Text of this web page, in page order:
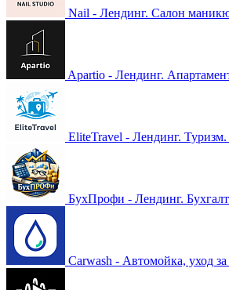
Nail - Лендинг. Салон
Apartio - Лендинг.
EliteTravel - Лендинг.
БухПрофи - Лендинг.
Carwash - Автомойка, уход